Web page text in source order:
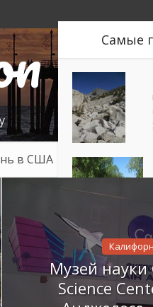
в США Путешествия
Музей
Science
Самые